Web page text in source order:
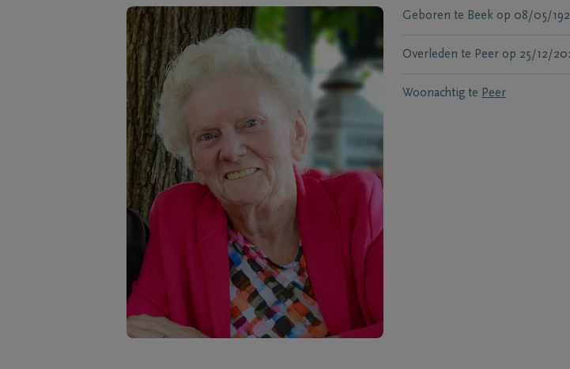
Geboren te Beek op 08/05/
Overleden te Peer op 25/12/
Woonachtig te Peer